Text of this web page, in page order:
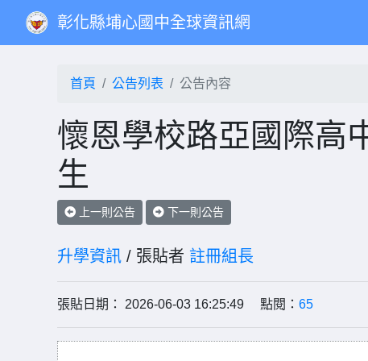
彰化縣埔心國中全球資訊網
首頁 公告列表 公告內容
懷恩學校路亞國際高
生
上一則公告 下一則公告
升學資訊 / 張貼者 註冊組長
張貼日期： 2026-06-03 16:25:49 點閱： 65